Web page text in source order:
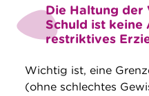
Die Haltung der
Schuld ist keine
restriktives
Wichtig ist, eine
(ohne schlechtes